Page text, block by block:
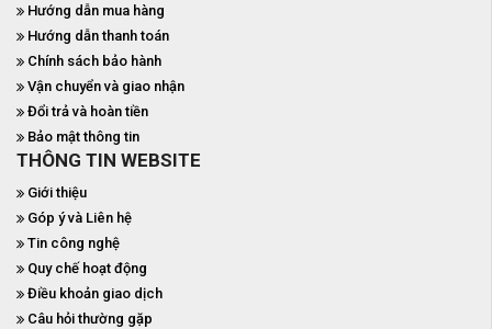
Hướng dẫn mua hàng
Hướng dẫn thanh toán
Chính sách bảo hành
Vận chuyển và giao nhận
Đổi trả và hoàn tiền
Bảo mật thông tin
THÔNG TIN WEBSITE
Giới thiệu
Góp ý và Liên hệ
Tin công nghệ
Quy chế hoạt động
Điều khoản giao dịch
Câu hỏi thường gặp